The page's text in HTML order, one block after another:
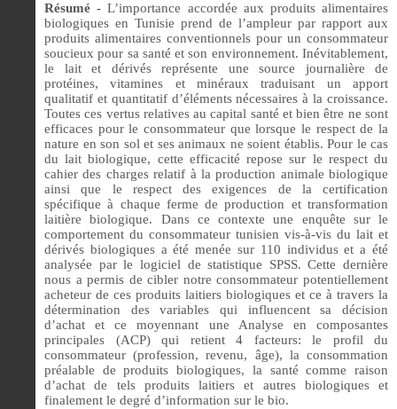
Résumé -L’importance accordée aux produits alimentaires
biologiques en Tunisie prend de l’ampleur par rapport aux
produits alimentaires conventionnels pour un consommateur
soucieux pour sa santé et son environnement. Inévitablement,
le lait et dérivés représente une source journalière de
protéines, vitamines et minéraux traduisant un apport
qualitatif et quantitatif d’éléments nécessaires à la croissance.
Toutes ces vertus relatives au capital santé et bien être ne sont
efficaces pour le consommateur que lorsque le respect de la
nature en son sol et ses animaux ne soient établis. Pour le cas
du lait biologique, cette efficacité repose sur le respect du
cahier des charges relatif à la production animale biologique
ainsi que le respect des exigences de la certification
spécifique à chaque ferme de production et transformation
laitière biologique. Dans ce contexte une enquête sur le
comportement du consommateur tunisien vis-à-vis du lait et
dérivés biologiques a été menée sur 110 individus et a été
analysée par le logiciel de statistique SPSS. Cette dernière
nous a permis de cibler notre consommateur potentiellement
acheteur de ces produits laitiers biologiques et ce à travers la
détermination des variables qui influencent sa décision
d’achat et ce moyennant une Analyse en composantes
principales (ACP) qui retient 4 facteurs: le profil du
consommateur (profession, revenu, âge), la consommation
préalable de produits biologiques, la santé comme raison
d’achat de tels produits laitiers et autres biologiques et
finalement le degré d’information sur le bio.